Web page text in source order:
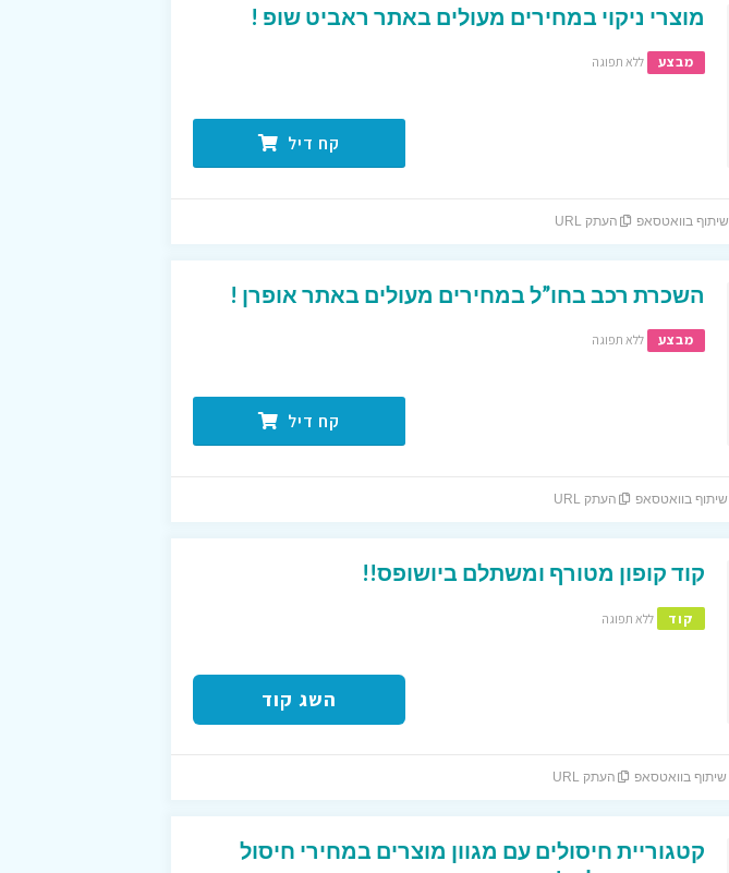
מוצרי ניקוי במחירים מעולים באתר ראביט שופ !
מבצע ללא תפוגה
קח דיל
שיתוף בוואטסאפ העתק URL
השכרת רכב בחו”ל במחירים מעולים באתר אופרן !
מבצע ללא תפוגה
קח דיל
שיתוף בוואטסאפ העתק URL
קוד קופון מטורף ומשתלם ביושופס!!
קוד ללא תפוגה
השג קוד
שיתוף בוואטסאפ העתק URL
קטגוריית חיסולים עם מגוון מוצרים במחירי חיסול